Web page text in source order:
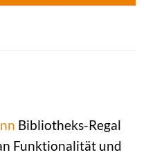
Bibliotheks-Regal
Funktionalität und